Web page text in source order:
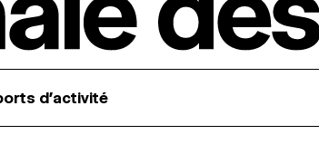
d’activité